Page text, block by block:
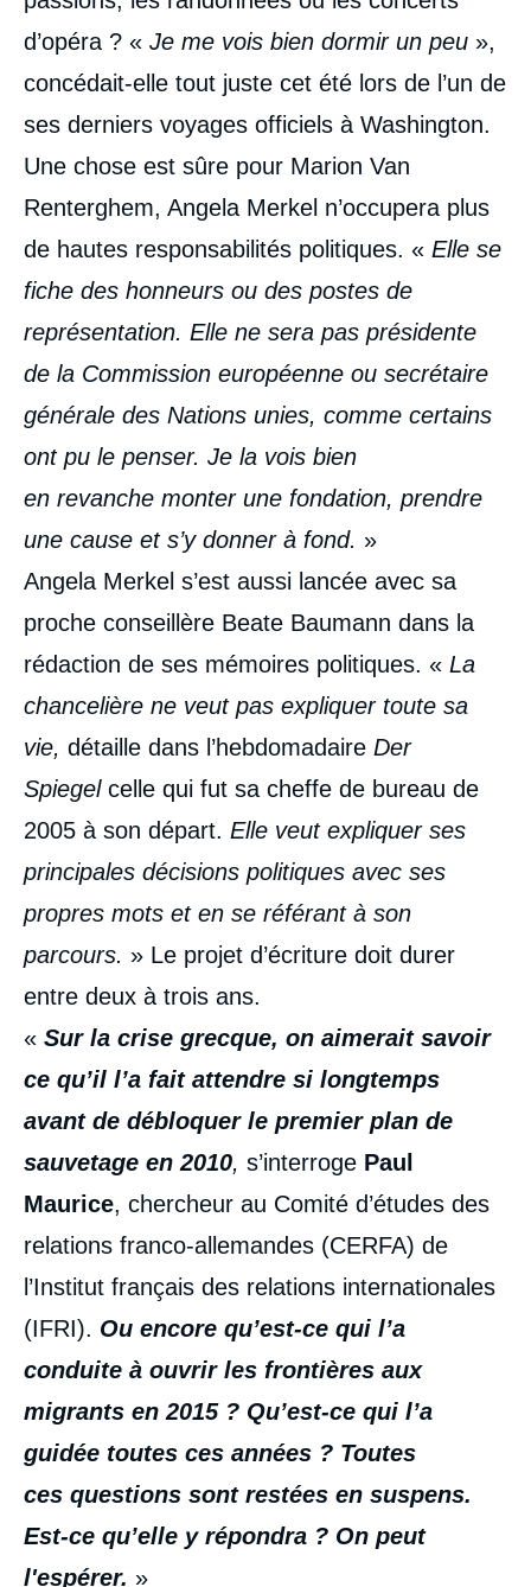
d’opéra ? « Je me vois bien dormir un peu »,
concédait-elle tout juste cet été lors de l’un de
ses derniers voyages officiels à Washington.
Une chose est sûre pour Marion Van
Renterghem, Angela Merkel n’occupera plus
de hautes responsabilités politiques. « Elle se
fiche des honneurs ou des postes de
représentation. Elle ne sera pas présidente
de la Commission européenne ou secrétaire
générale des Nations unies, comme certains
ont pu le penser. Je la vois bien
en revanche monter une fondation, prendre
une cause et s’y donner à fond. »
Angela Merkel s’est aussi lancée avec sa
proche conseillère Beate Baumann dans la
rédaction de ses mémoires politiques. « La
chancelière ne veut pas expliquer toute sa
vie, détaille dans l’hebdomadaire Der
Spiegelcelle qui fut sa cheffe de bureau de
2005 à son départ. Elle veut expliquer ses
principales décisions politiques avec ses
propres mots et en se référant à son
parcours. » Le projet d’écriture doit durer
entre deux à trois ans.
« Sur la crise grecque, on aimerait savoir
ce qu’il l’a fait attendre si longtemps
avant de débloquer le premier plan de
sauvetage en 2010, s’interroge Paul
Maurice, chercheur au Comité d’études des
relations franco-allemandes (CERFA) de
l’Institut français des relations internationales
(IFRI). Ou encore qu’est-ce qui l’a
conduite à ouvrir les frontières aux
migrants en 2015 ? Qu’est-ce qui l’a
guidée toutes ces années ? Toutes
ces questions sont restées en suspens.
Est-ce qu’elle y répondra ? On peut
l'espérer. »